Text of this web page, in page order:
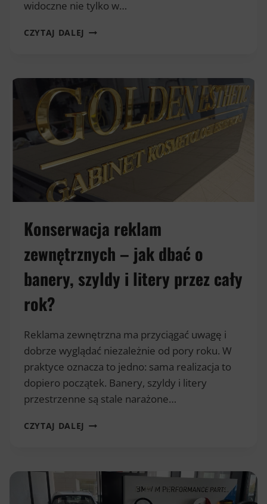
widoczne nie tylko w…
CZYTAJ DALEJ OŚWIETLENIE
ENERGII
LED,
NEON
OSZCZĘDNE
PODŚWIETLENIE
Konserwacja reklam
zewnętrznych – jak dbać o
banery, szyldy i litery przez cały
rok?
Reklama zewnętrzna ma przyciągać uwagę i
dobrze wyglądać niezależnie od pory roku. W
praktyce oznacza to jedno: sama realizacja to
dopiero początek. Banery, szyldy i litery
przestrzenne są stale narażone…
CZYTAJ DALEJ KONSERWACJA
JAK
DBAĆ
O